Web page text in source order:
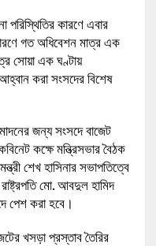
পরিস্থিতির কারণে এবার
গত অধিবেশন মাত্র এক
সোয়া এক ঘণ্টায়
করা সংসদের বিশেষ
জন্য সংসদে বাজেট
কক্ষে মন্ত্রিসভার বৈঠক
শেখ হাসিনার সভাপতিত্বে
মো. আবদুল হামিদ
পেশ করা হবে।
খসড়া প্রস্তাব তৈরির